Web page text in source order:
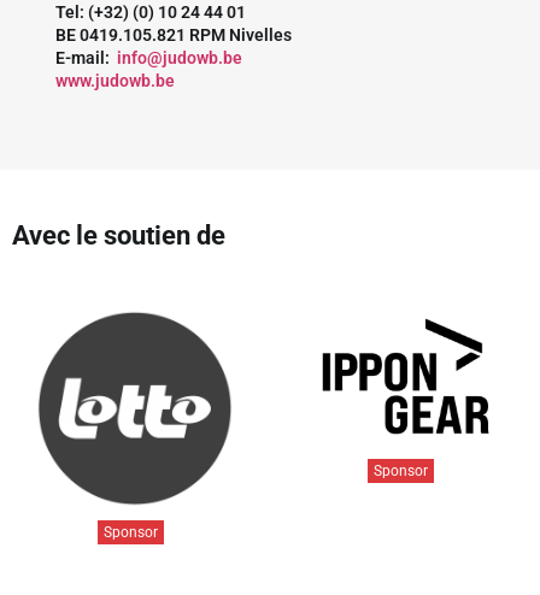
Tel: (+32) (0) 10 24 44 01
BE 0419.105.821 RPM Nivelles
E-mail: info@judowb.be
www.judowb.be
Avec le soutien de
Sponsor
Sponsor